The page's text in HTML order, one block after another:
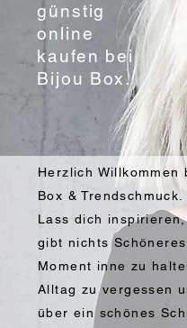
günstig
online
kaufen bei
Bijou Box.
Herzlich Willkommen
Box & Trendschmuck.
Lass dich
gibt nichts
Moment inne zu
Alltag zu vergessen
über ein schönes